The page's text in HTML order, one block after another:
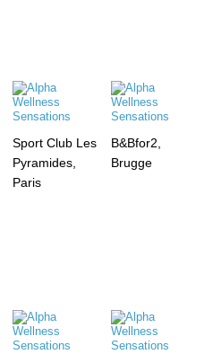
Sport Club Les
Pyramides,
Paris
B&Bfor2,
Brugge